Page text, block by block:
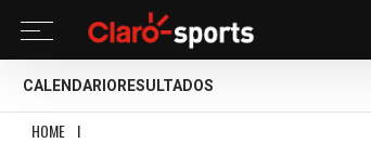
CALENDARIO RESULTADOS
HOME I